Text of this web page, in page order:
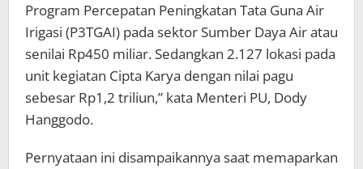
Program Percepatan Peningkatan Tata Guna Air
Irigasi (P3TGAI) pada sektor Sumber Daya Air atau
senilai Rp450 miliar. Sedangkan 2.127 lokasi pada
unit kegiatan Cipta Karya dengan nilai pagu
sebesar Rp1,2 triliun,” kata Menteri PU, Dody
Hanggodo.
Pernyataan ini disampaikannya saat memaparkan